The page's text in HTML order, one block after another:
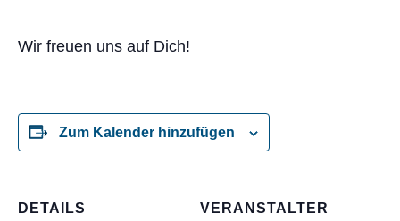
Wir freuen uns auf Dich!
Zum Kalender hinzufügen
DETAILS VERANSTALTER